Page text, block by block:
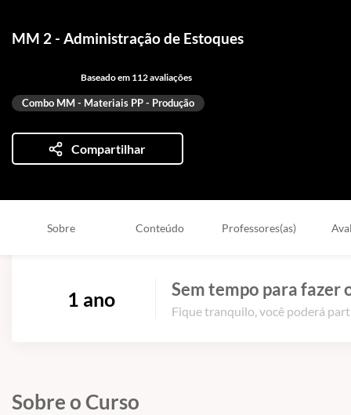
MM 2 - Administração de Estoques
Baseado em 112 avaliações
Combo MM - Materiais PP - Produção
Compartilhar
Sobre Conteúdo Professores(as)
1 ano Sem tempo para fazer
Fique tranquilo, você poderá
Sobre o Curso